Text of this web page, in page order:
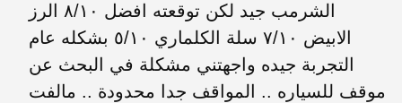
الشرمب جيد لكن توقعته افضل ٨/١٠ الرز
الابيض ٧/١٠ سلة الكلماري ٥/١٠ بشكله عام
التجربة جيده واجهتني مشكلة في البحث عن
موقف للسياره .. المواقف جدا محدودة .. مالفت